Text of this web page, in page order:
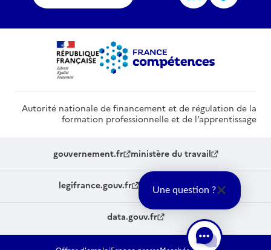
Autorité nationale de financement et de régulation de la
formation professionnelle et de l’apprentissage
gouvernement.fr ministère du travail
legifrance.gouv.fr service-public.fr
data.gouv.fr
Une question ?